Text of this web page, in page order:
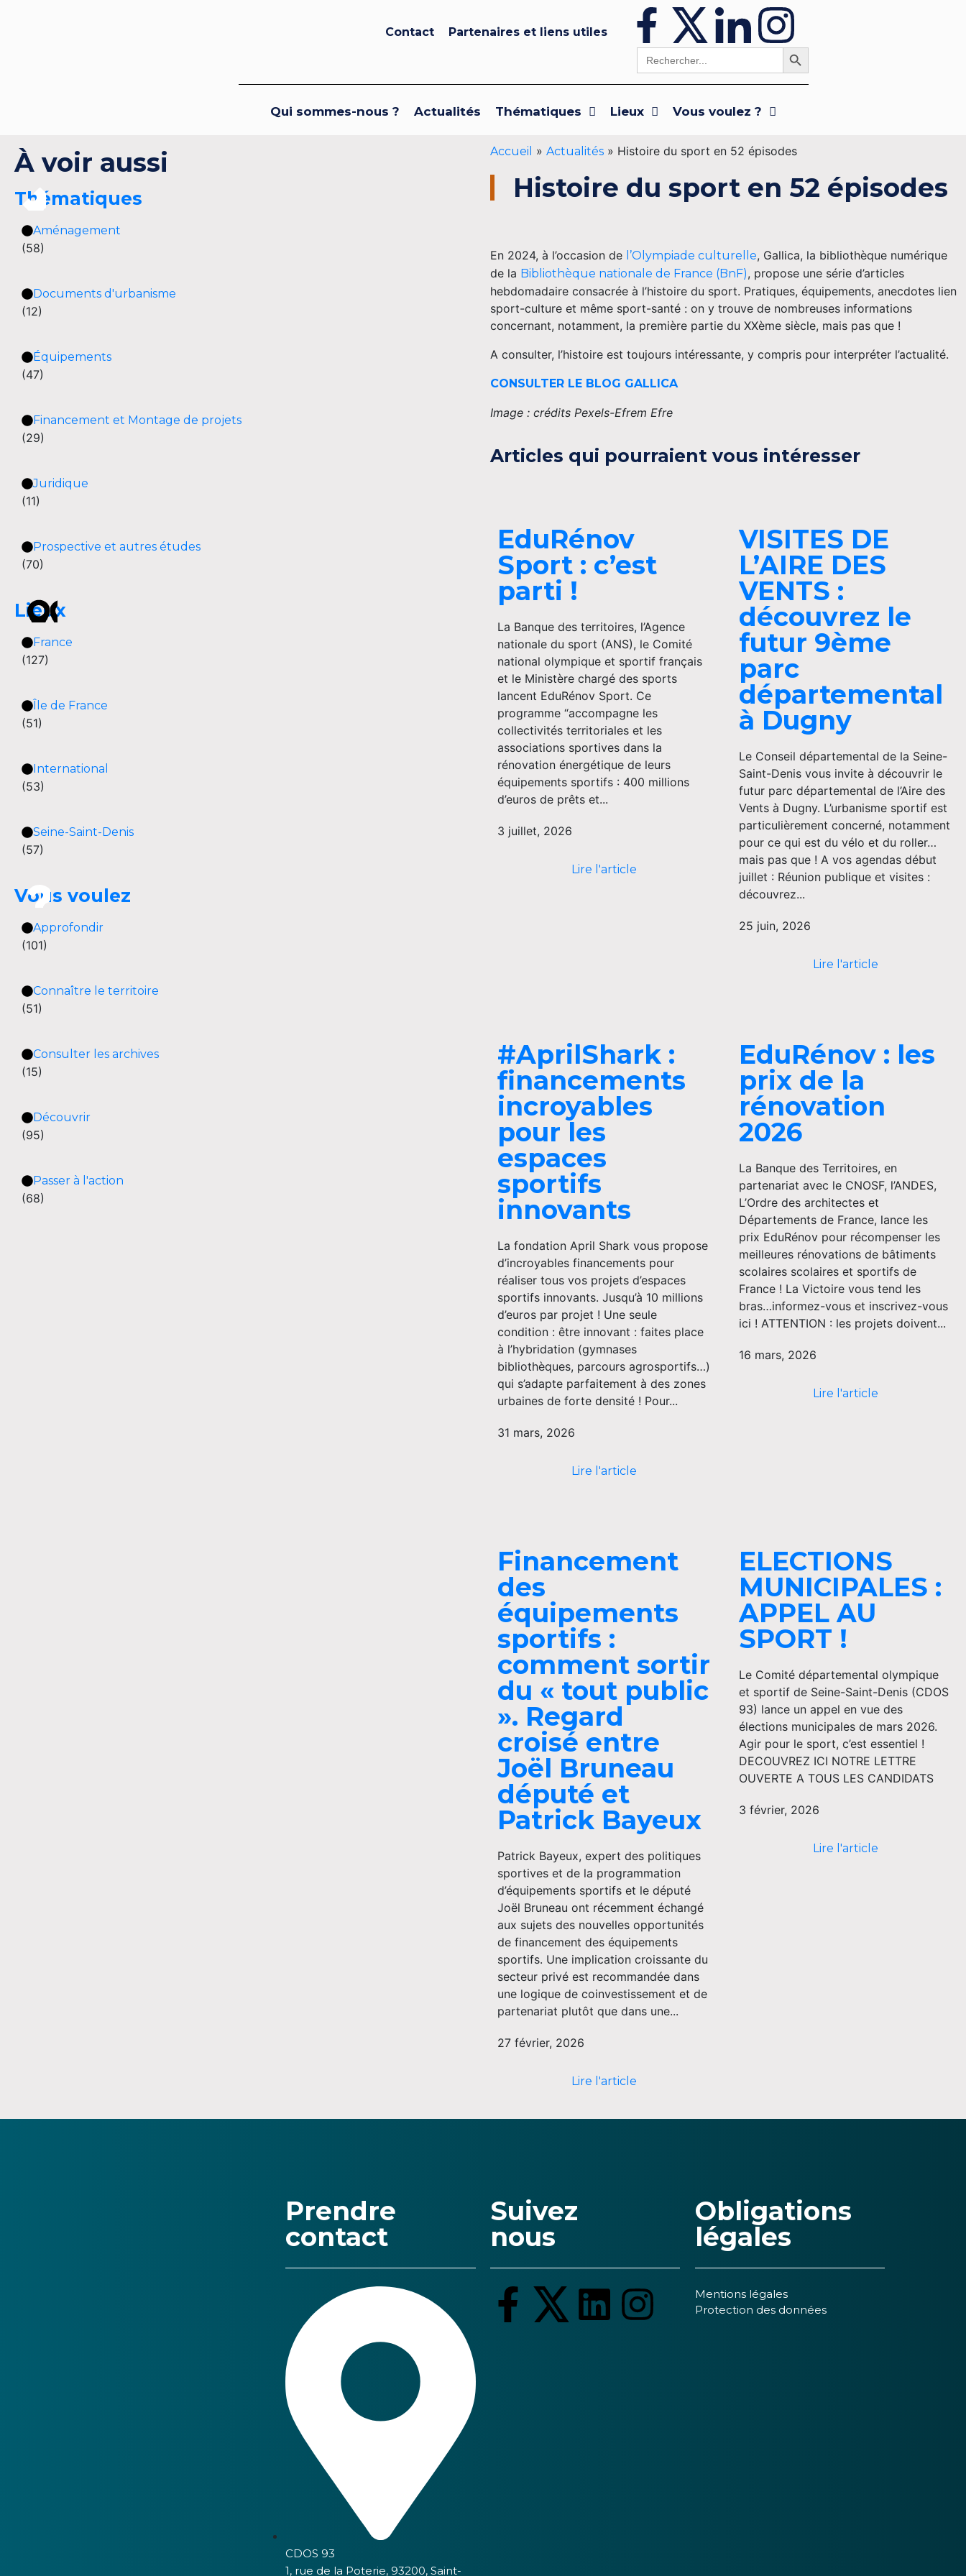
Contact Partenaires et liens utiles
Search
for:
Search Button
Qui sommes-nous ? Actualités Thématiques Lieux Vous voulez ?
À voir aussi
Thématiques
Aménagement
(58)
Documents d'urbanisme
(12)
Équipements
(47)
Financement et Montage de projets
(29)
Juridique
(11)
Prospective et autres études
(70)
Lieux
France
(127)
Île de France
(51)
International
(53)
Seine-Saint-Denis
(57)
Vous voulez
Approfondir
(101)
Connaître le territoire
(51)
Consulter les archives
(15)
Découvrir
(95)
Passer à l'action
(68)
Accueil » Actualités » Histoire du sport en 52 épisodes
Histoire du sport en 52 épisodes
En 2024, à l’occasion de l’Olympiade culturelle, Gallica, la bibliothèque numérique
de la Bibliothèque nationale de France (BnF), propose une série d’articles
hebdomadaire consacrée à l’histoire du sport. Pratiques, équipements, anecdotes lien
sport-culture et même sport-santé : on y trouve de nombreuses informations
concernant, notamment, la première partie du XXème siècle, mais pas que !
A consulter, l’histoire est toujours intéressante, y compris pour interpréter l’actualité.
CONSULTER LE BLOG GALLICA
Image : crédits Pexels-Efrem Efre
Articles qui pourraient vous intéresser
EduRénov
Sport : c’est
parti !
La Banque des territoires, l’Agence
nationale du sport (ANS), le Comité
national olympique et sportif français
et le Ministère chargé des sports
lancent EduRénov Sport. Ce
programme “accompagne les
collectivités territoriales et les
associations sportives dans la
rénovation énergétique de leurs
équipements sportifs : 400 millions
d’euros de prêts et...
3 juillet, 2026
Lire l'article
VISITES DE
L’AIRE DES
VENTS :
découvrez le
futur 9ème
parc
départemental
à Dugny
Le Conseil départemental de la Seine-
Saint-Denis vous invite à découvrir le
futur parc départemental de l’Aire des
Vents à Dugny. L’urbanisme sportif est
particulièrement concerné, notamment
pour ce qui est du vélo et du roller…
mais pas que ! A vos agendas début
juillet : Réunion publique et visites :
découvrez...
25 juin, 2026
Lire l'article
#AprilShark :
financements
incroyables
pour les
espaces
sportifs
innovants
La fondation April Shark vous propose
d’incroyables financements pour
réaliser tous vos projets d’espaces
sportifs innovants. Jusqu’à 10 millions
d’euros par projet ! Une seule
condition : être innovant : faites place
à l’hybridation (gymnases
bibliothèques, parcours agrosportifs…)
qui s’adapte parfaitement à des zones
urbaines de forte densité ! Pour...
31 mars, 2026
Lire l'article
EduRénov : les
prix de la
rénovation
2026
La Banque des Territoires, en
partenariat avec le CNOSF, l’ANDES,
L’Ordre des architectes et
Départements de France, lance les
prix EduRénov pour récompenser les
meilleures rénovations de bâtiments
scolaires scolaires et sportifs de
France ! La Victoire vous tend les
bras…informez-vous et inscrivez-vous
ici ! ATTENTION : les projets doivent...
16 mars, 2026
Lire l'article
Financement
des
équipements
sportifs :
comment sortir
du « tout public
». Regard
croisé entre
Joël Bruneau
député et
Patrick Bayeux
Patrick Bayeux, expert des politiques
sportives et de la programmation
d’équipements sportifs et le député
Joël Bruneau ont récemment échangé
aux sujets des nouvelles opportunités
de financement des équipements
sportifs. Une implication croissante du
secteur privé est recommandée dans
une logique de coinvestissement et de
partenariat plutôt que dans une...
27 février, 2026
Lire l'article
ELECTIONS
MUNICIPALES :
APPEL AU
SPORT !
Le Comité départemental olympique
et sportif de Seine-Saint-Denis (CDOS
93) lance un appel en vue des
élections municipales de mars 2026.
Agir pour le sport, c’est essentiel !
DECOUVREZ ICI NOTRE LETTRE
OUVERTE A TOUS LES CANDIDATS
3 février, 2026
Lire l'article
Prendre
contact
CDOS 93
1, rue de la Poterie, 93200, Saint-
Suivez
nous
Obligations
légales
Mentions légales
Protection des données